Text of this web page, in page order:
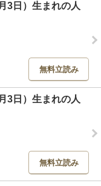
3日）生まれの人
無料立読み
3日）生まれの人
無料立読み